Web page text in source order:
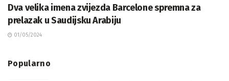
Dva velika imena zvijezda Barcelone spremna za
prelazak u Saudijsku Arabiju
01/05/2024
Popularno